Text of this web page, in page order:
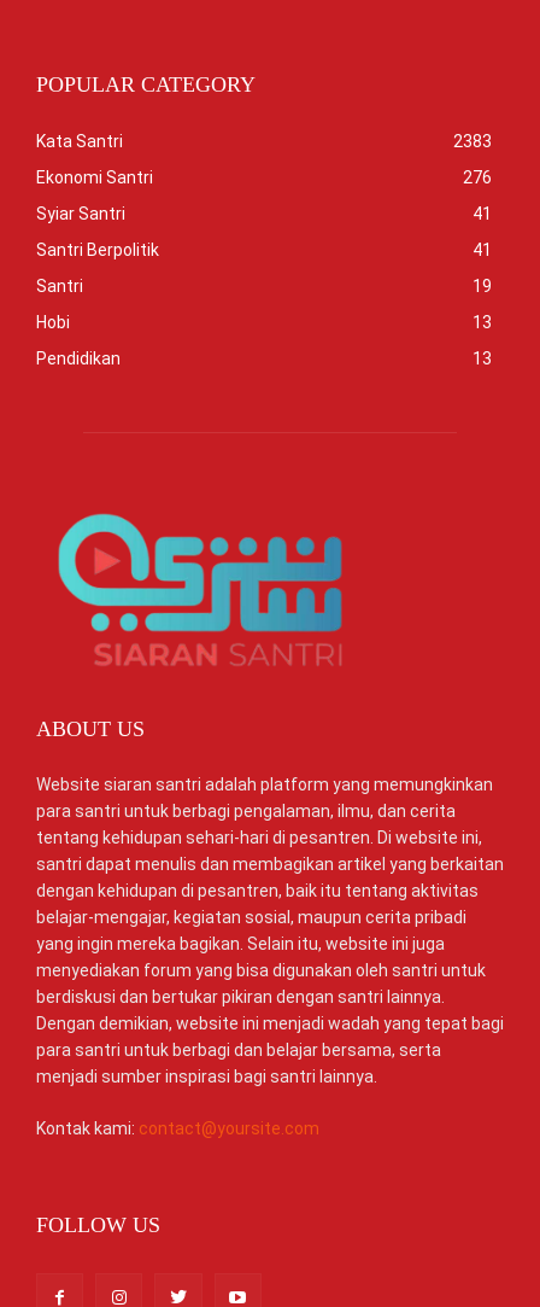
POPULAR CATEGORY
Kata Santri
2383
Ekonomi Santri
276
Syiar Santri
41
Santri Berpolitik
41
Santri
19
Hobi
13
Pendidikan
13
ABOUT US
Website siaran santri adalah platform yang memungkinkan
para santri untuk berbagi pengalaman, ilmu, dan cerita
tentang kehidupan sehari-hari di pesantren. Di website ini,
santri dapat menulis dan membagikan artikel yang berkaitan
dengan kehidupan di pesantren, baik itu tentang aktivitas
belajar-mengajar, kegiatan sosial, maupun cerita pribadi
yang ingin mereka bagikan. Selain itu, website ini juga
menyediakan forum yang bisa digunakan oleh santri untuk
berdiskusi dan bertukar pikiran dengan santri lainnya.
Dengan demikian, website ini menjadi wadah yang tepat bagi
para santri untuk berbagi dan belajar bersama, serta
menjadi sumber inspirasi bagi santri lainnya.
Kontak kami: contact@yoursite.com
FOLLOW US